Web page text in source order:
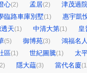
心(2) 孟居(2) 津茂過
臨路車庫別墅(1) 惠宇凱
天(1) 中清大第(1) 皇
(5) 御博苑(3) 鴻福名
區(1) 世紀圖騰(1) 太
隱大藴(3) 當代名廈